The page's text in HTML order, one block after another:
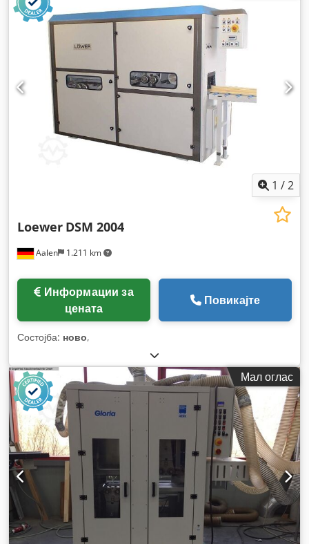
1 /2
Aalen 1.211 km
Loewer DSM 2004
цената
Повикајте
Состојба: ново,
Мал оглас